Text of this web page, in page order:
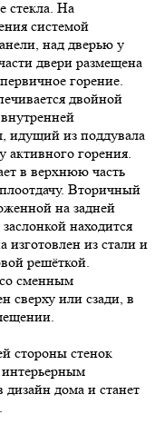
стекла. На
системой
над дверью у
двери размещена
горение.
двойной
идущий из поддувала
активного горения.
в верхнюю часть
Вторичный
на задней
находится
изготовлен из стали и
решёткой.
сменным
сверху или сзади, в
стороны стенок
дома и станет